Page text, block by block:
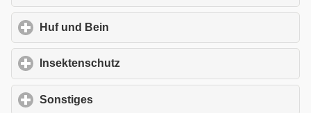
Huf und Bein
Insektenschutz
Sonstiges